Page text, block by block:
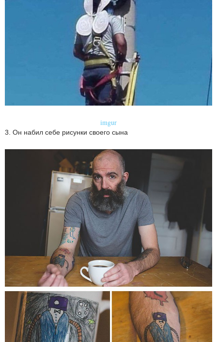
imgur
3. Он набил себе рисунки своего сына